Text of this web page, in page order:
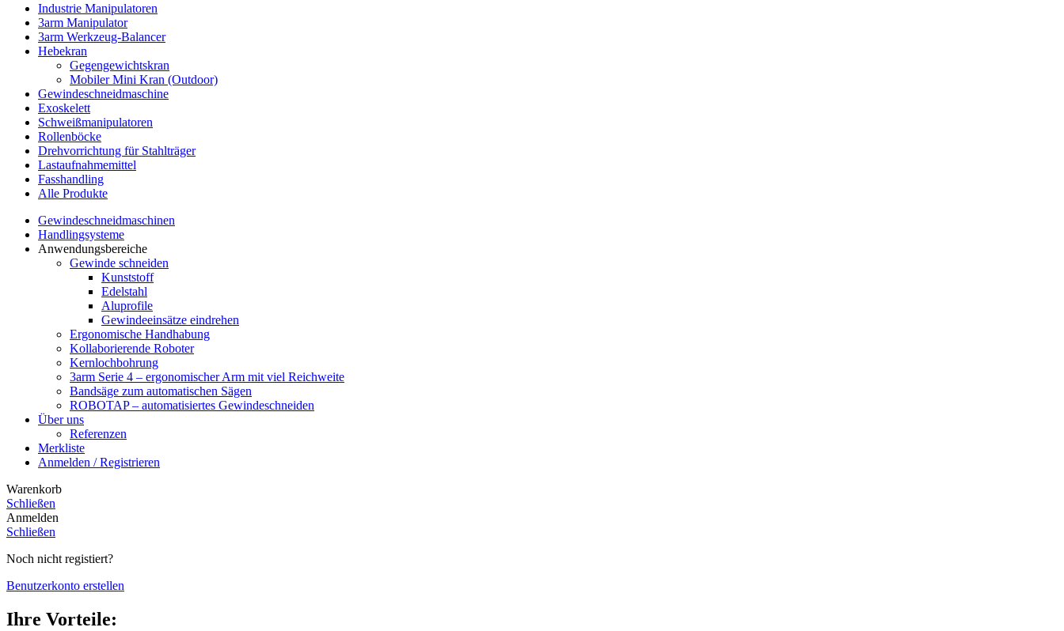
Industrie Manipulatoren
3arm Manipulator
3arm Werkzeug-Balancer
Hebekran
Gegengewichtskran
Mobiler Mini Kran (Outdoor)
Gewindeschneidmaschine
Exoskelett
Schweißmanipulatoren
Rollenböcke
Drehvorrichtung für Stahlträger
Lastaufnahmemittel
Fasshandling
Alle Produkte
Gewindeschneidmaschinen
Handlingsysteme
Anwendungsbereiche
Gewinde schneiden
Kunststoff
Edelstahl
Aluprofile
Gewindeeinsätze eindrehen
Ergonomische Handhabung
Kollaborierende Roboter
Kernlochbohrung
3arm Serie 4 – ergonomischer Arm mit viel Reichweite
Bandsäge zum automatischen Sägen
ROBOTAP – automatisiertes Gewindeschneiden
Über uns
Referenzen
Merkliste
Anmelden / Registrieren
Warenkorb
Schließen
Anmelden
Schließen
Noch nicht registiert?
Benutzerkonto erstellen
Ihre Vorteile: